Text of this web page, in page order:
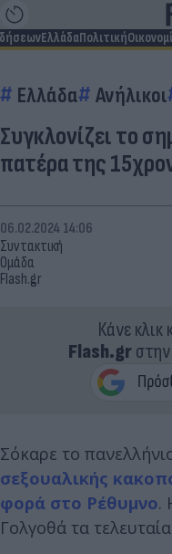
ΕλλάδαΠολιτική
Ελλάδα Ανήλικοι
Συγκλονίζει το
πατέρα της
Συντακτική
Ομάδα
Flash.gr
06.02.2024 14:06
Κάνε κλικ
Flash.gr
Σόκαρε το
σεξουαλικής
φορά στο Ρέθυμνο.
Γολγοθά τα